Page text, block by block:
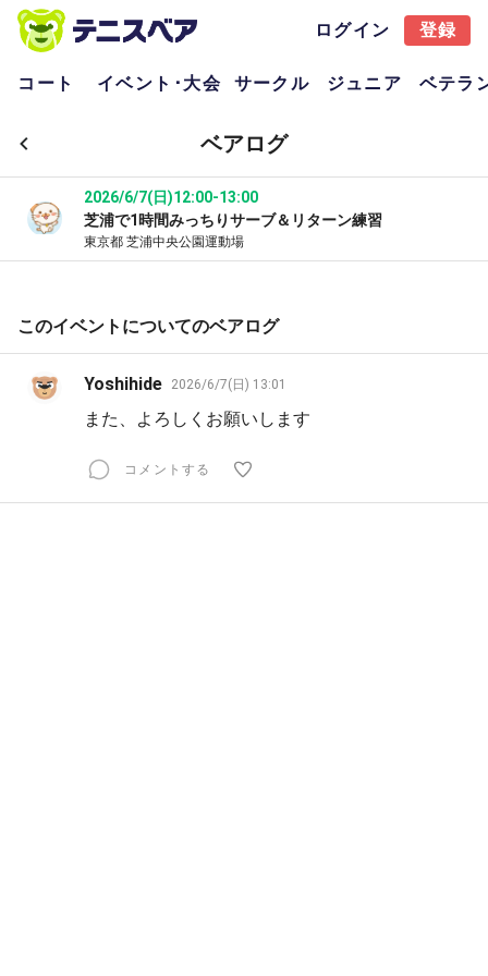
ログイン 登録
コート イベント･大会 サークル ジュニア ベテラ
ベアログ
2026/6/7(日)12:00-13:00
芝浦で1時間みっちりサーブ＆リターン練習
東京都 芝浦中央公園運動場
このイベントについてのベアログ
Yoshihide 2026/6/7(日) 13:01
また、よろしくお願いします
コメントする